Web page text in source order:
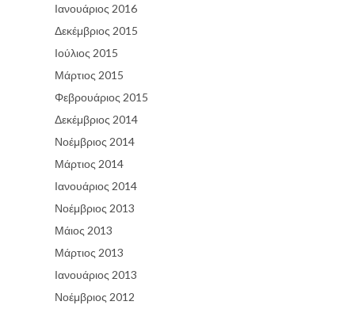
Ιανουάριος 2016
Δεκέμβριος 2015
Ιούλιος 2015
Μάρτιος 2015
Φεβρουάριος 2015
Δεκέμβριος 2014
Νοέμβριος 2014
Μάρτιος 2014
Ιανουάριος 2014
Νοέμβριος 2013
Μάιος 2013
Μάρτιος 2013
Ιανουάριος 2013
Νοέμβριος 2012